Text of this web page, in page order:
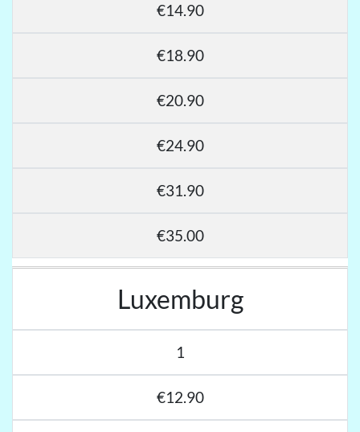
€14.90
€18.90
€20.90
€24.90
€31.90
€35.00
Luxemburg
1
€12.90